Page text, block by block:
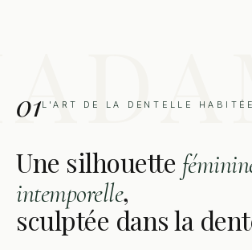
01L'ART DE LA DENTELLE HABITÉE
Une silhouette
intemporelle,
sculptée dans la